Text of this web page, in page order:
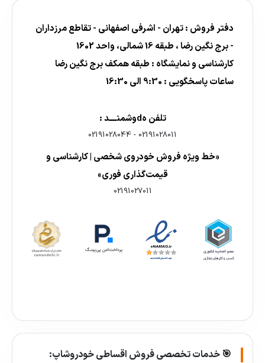
دفتر فروش : تهران - اشرفی اصفهانی - تقاطع مرزداران
- برج نگین رضا ، طبقه 16 شمالی، واحد 1602
کارشناسی و نمایشگاه : طبقه همکف برج نگین رضا
ساعات پاسخگویی : 9:30 الی 16:30
تلفن هdوشمنــــد :
02191028011
-
02191028044
«خط ویژه فروش خودروی شخصی | کارشناسی و
قیمت‌گذاری فوری»
02191027011
🎯 خدمات تخصصی فروش اقساطی خودروشاپ: